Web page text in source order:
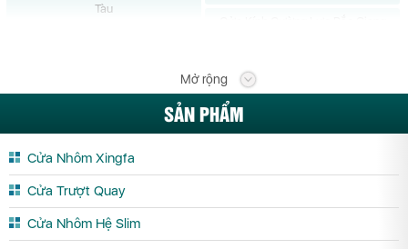
Tàu
Cửa Kính Cường Lực Bắc Ninh Cửa Kính Cường Lực Bến Tre
Cửa Kính Cường Lực Bình Định Cửa Kính Cường Lực Bình Phước
Cửa Kính Cường Lực Đắk Lắk
Cửa Kính Cường Lực Điện Biên
Mở rộng
SẢN PHẨM
Cửa Nhôm Xingfa
Cửa Trượt Quay
Cửa Nhôm Hệ Slim